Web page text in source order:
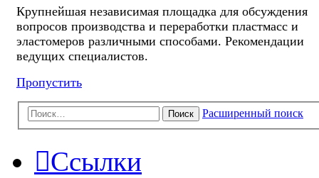
Крупнейшая независимая площадка для обсуждения
вопросов производства и переработки пластмасс и
эластомеров различными способами. Рекомендации
ведущих специалистов.
Пропустить
Поиск Расширенный поиск
Ссылки